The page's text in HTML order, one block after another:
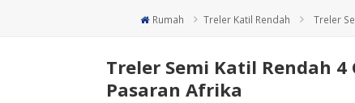
Rumah Treler Katil Rendah Treler
Treler Semi Katil Rendah
Pasaran Afrika